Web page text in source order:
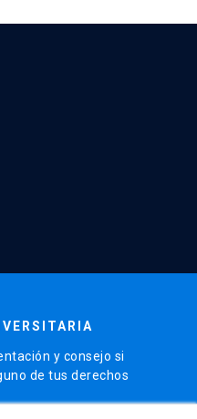
y consejo si
de tus derechos